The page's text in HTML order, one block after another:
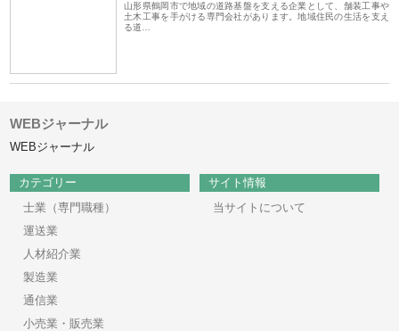
山形県鶴岡市で地域の道路基盤を支える企業として、舗装工事や
土木工事を手がける専門会社があります。地域住民の生活を支え
る道…
WEBジャーナル
WEBジャーナル
カテゴリー
士業（専門職種）
運送業
人材紹介業
製造業
通信業
小売業・販売業
サイト情報
当サイトについて